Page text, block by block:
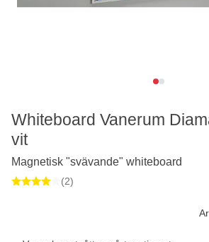
Whiteboard Vanerum
vit
Magnetisk "svävande" whiteboard
(2)